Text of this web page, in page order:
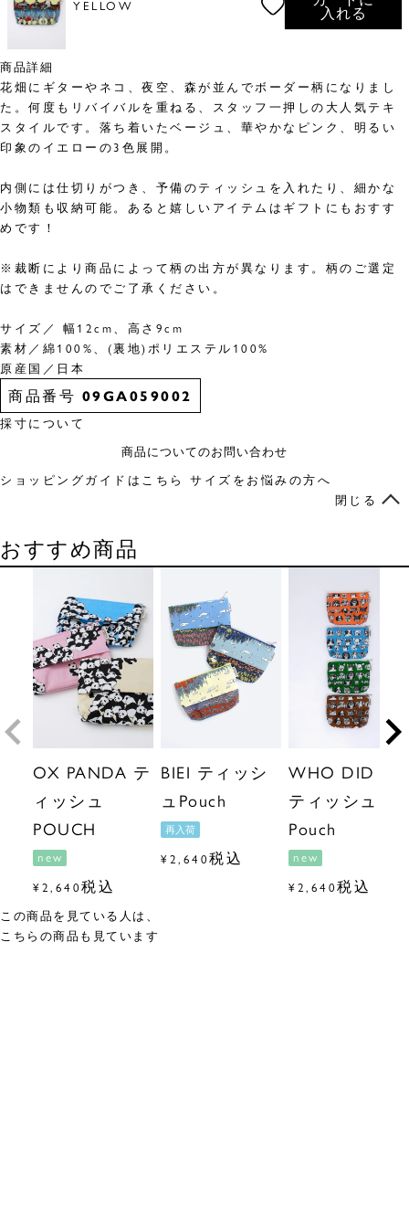
YELLOW
入れる
商品詳細
花畑にギターやネコ、夜空、森が並んでボーダー柄になりまし
た。何度もリバイバルを重ねる、スタッフ一押しの大人気テキ
スタイルです。落ち着いたベージュ、華やかなピンク、明るい
印象のイエローの3色展開。
内側には仕切りがつき、予備のティッシュを入れたり、細かな
小物類も収納可能。あると嬉しいアイテムはギフトにもおすす
めです！
※裁断により商品によって柄の出方が異なります。柄のご選定
はできませんのでご了承ください。
サイズ／ 幅12cm、高さ9cm
素材／綿100%、(裏地)ポリエステル100%
原産国／日本
商品番号 09GA059002
採寸について
商品についてのお問い合わせ
ショッピングガイドはこちら サイズをお悩みの方へ
閉じる
おすすめ商品
OX PANDA テ
ィッシュ
POUCH
new
¥2,640税込
BIEI ティッシ
ュPouch
再入荷
¥2,640税込
WHO DID IT?
ティッシュ
Pouch
new
¥2,640税込
この商品を見ている人は、
こちらの商品も見ています